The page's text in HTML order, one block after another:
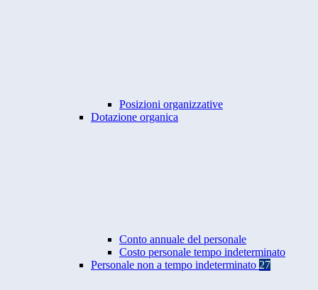
Posizioni organizzative
Dotazione organica
Conto annuale del personale
Costo personale tempo indeterminato
Personale non a tempo indeterminato 27